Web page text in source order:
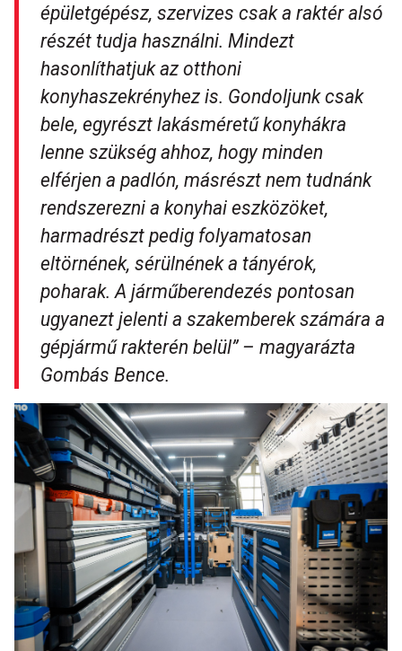
épületgépész, szervizes csak a raktér alsó
részét tudja használni. Mindezt
hasonlíthatjuk az otthoni
konyhaszekrényhez is. Gondoljunk csak
bele, egyrészt lakásméretű konyhákra
lenne szükség ahhoz, hogy minden
elférjen a padlón, másrészt nem tudnánk
rendszerezni a konyhai eszközöket,
harmadrészt pedig folyamatosan
eltörnének, sérülnének a tányérok,
poharak. A járműberendezés pontosan
ugyanezt jelenti a szakemberek számára a
gépjármű rakterén belül”– magyarázta
Gombás Bence.